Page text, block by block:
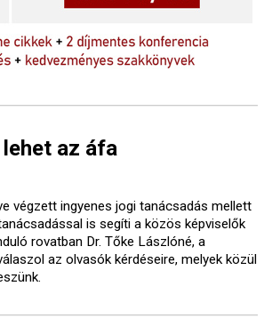
az áfa
végzett ingyenes jogi tanácsadás mellett
is segíti a közös képviselők
rovatban Dr. Tőke Lászlóné, a
az olvasók kérdéseire, melyek közül